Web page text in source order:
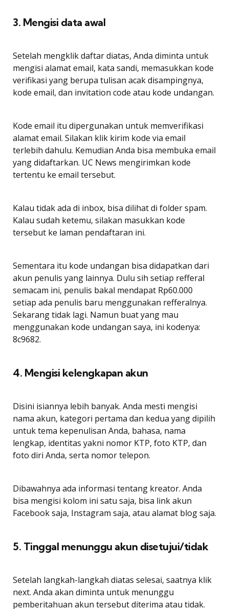
3. Mengisi data awal
Setelah mengklik daftar diatas, Anda diminta untuk
mengisi alamat email, kata sandi, memasukkan kode
verifikasi yang berupa tulisan acak disampingnya,
kode email, dan invitation code atau kode undangan.
Kode email itu dipergunakan untuk memverifikasi
alamat email. Silakan klik kirim kode via email
terlebih dahulu. Kemudian Anda bisa membuka email
yang didaftarkan. UC News mengirimkan kode
tertentu ke email tersebut.
Kalau tidak ada di inbox, bisa dilihat di folder spam.
Kalau sudah ketemu, silakan masukkan kode
tersebut ke laman pendaftaran ini.
Sementara itu kode undangan bisa didapatkan dari
akun penulis yang lainnya. Dulu sih setiap refferal
semacam ini, penulis bakal mendapat Rp60.000
setiap ada penulis baru menggunakan refferalnya.
Sekarang tidak lagi. Namun buat yang mau
menggunakan kode undangan saya, ini kodenya:
8c9682.
4. Mengisi kelengkapan akun
Disini isiannya lebih banyak. Anda mesti mengisi
nama akun, kategori pertama dan kedua yang dipilih
untuk tema kepenulisan Anda, bahasa, nama
lengkap, identitas yakni nomor KTP, foto KTP, dan
foto diri Anda, serta nomor telepon.
Dibawahnya ada informasi tentang kreator. Anda
bisa mengisi kolom ini satu saja, bisa link akun
Facebook saja, Instagram saja, atau alamat blog saja.
5. Tinggal menunggu akun disetujui/tidak
Setelah langkah-langkah diatas selesai, saatnya klik
next. Anda akan diminta untuk menunggu
pemberitahuan akun tersebut diterima atau tidak.